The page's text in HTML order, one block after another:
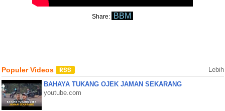
Share: BBM
Populer Videos Lebih
BAHAYA TUKANG OJEK JAMAN SEKARANG
youtube.com